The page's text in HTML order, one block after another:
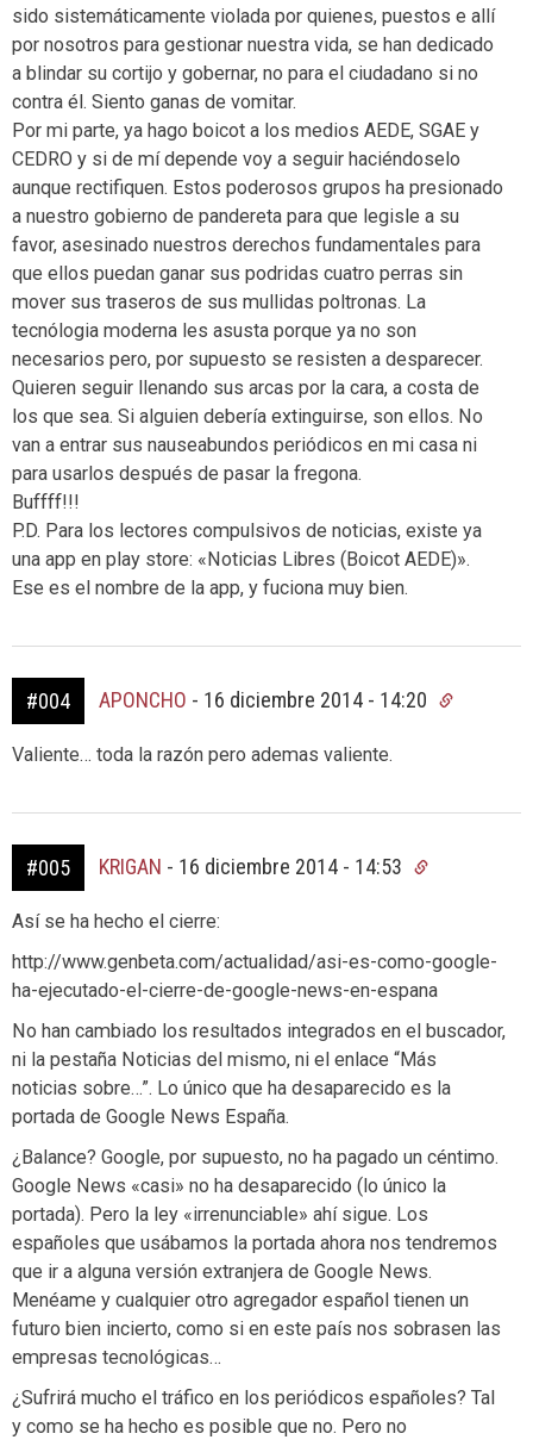
sido sistemáticamente violada por quienes, puestos e allí
por nosotros para gestionar nuestra vida, se han dedicado
a blindar su cortijo y gobernar, no para el ciudadano si no
contra él. Siento ganas de vomitar.
Por mi parte, ya hago boicot a los medios AEDE, SGAE y
CEDRO y si de mí depende voy a seguir haciéndoselo
aunque rectifiquen. Estos poderosos grupos ha presionado
a nuestro gobierno de pandereta para que legisle a su
favor, asesinado nuestros derechos fundamentales para
que ellos puedan ganar sus podridas cuatro perras sin
mover sus traseros de sus mullidas poltronas. La
tecnólogia moderna les asusta porque ya no son
necesarios pero, por supuesto se resisten a desparecer.
Quieren seguir llenando sus arcas por la cara, a costa de
los que sea. Si alguien debería extinguirse, son ellos. No
van a entrar sus nauseabundos periódicos en mi casa ni
para usarlos después de pasar la fregona.
Buffff!!!
P.D. Para los lectores compulsivos de noticias, existe ya
una app en play store: «Noticias Libres (Boicot AEDE)».
Ese es el nombre de la app, y fuciona muy bien.
#004 APONCHO - 16 diciembre 2014 - 14:20
Valiente… toda la razón pero ademas valiente.
#005 KRIGAN - 16 diciembre 2014 - 14:53
Así se ha hecho el cierre:
http://www.genbeta.com/actualidad/asi-es-como-google-
ha-ejecutado-el-cierre-de-google-news-en-espana
No han cambiado los resultados integrados en el buscador,
ni la pestaña Noticias del mismo, ni el enlace “Más
noticias sobre…”. Lo único que ha desaparecido es la
portada de Google News España.
¿Balance? Google, por supuesto, no ha pagado un céntimo.
Google News «casi» no ha desaparecido (lo único la
portada). Pero la ley «irrenunciable» ahí sigue. Los
españoles que usábamos la portada ahora nos tendremos
que ir a alguna versión extranjera de Google News.
Menéame y cualquier otro agregador español tienen un
futuro bien incierto, como si en este país nos sobrasen las
empresas tecnológicas…
¿Sufrirá mucho el tráfico en los periódicos españoles? Tal
y como se ha hecho es posible que no. Pero no